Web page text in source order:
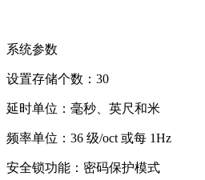
系统参数
设置存储个数：30
延时单位：毫秒、英尺和米
频率单位：36 级/oct 或每 1Hz
安全锁功能：密码保护模式